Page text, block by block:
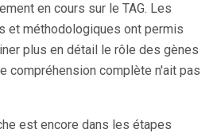
en cours sur le TAG. Les
et méthodologiques ont permis
plus en détail le rôle des gènes
compréhension complète n'ait pas
est encore dans les étapes